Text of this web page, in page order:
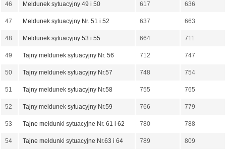
46 Meldunek sytuacyjny 49 i 50 617 636
47 Meldunek sytuacyjny Nr. 51 i 52 637 663
48 Meldunek sytuacyjny 53 i 55 664 711
49 Tajny meldunek sytuacyjny Nr. 56 712 747
50 Tajny meldunek sytuacyjny Nr.57 748 754
51 Tajny meldunek sytuacyjny Nr.58 755 765
52 Tajny meldunek sytuacyjny Nr.59 766 779
53 Tajne meldunki sytuacyjne Nr. 61 i 62 780 788
54 Tajne meldunki sytuacyjne Nr.63 i 64 789 809